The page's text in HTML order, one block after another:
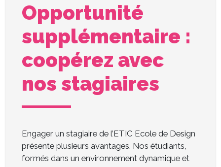
Opportunité
supplémentaire :
coopérez avec
nos stagiaires
Engager un stagiaire de l’ETIC Ecole de Design
présente plusieurs avantages. Nos étudiants,
formés dans un environnement dynamique et